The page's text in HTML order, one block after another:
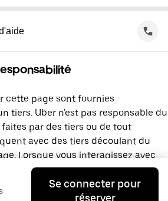
cette page sont fournies
tiers. Uber n'est pas responsable du
par des tiers ou de tout
avec des tiers découlant du
Lorsque vous interagissez avec
une entente directement avec lui,
pas part. Si vous avez des
directement le tiers.
Se connecter pour
réserver